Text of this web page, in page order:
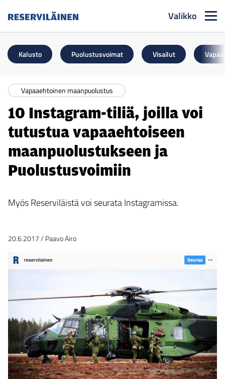
Valikko
Kalusto Puolustusvoimat Visailut
Vapaaehtoinen maanpuolustus
10 Instagram-tiliä, joilla voi
tutustua vapaaehtoiseen
maanpuolustukseen ja
Puolustusvoimiin
Myös Reserviläistä voi seurata Instagramissa.
20.6.2017/ Paavo Airo